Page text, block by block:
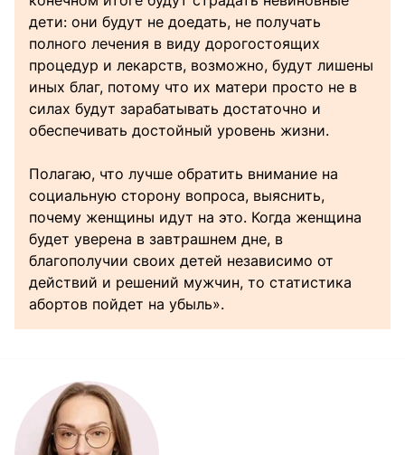
дети: они будут не доедать, не получать
полного лечения в виду дорогостоящих
процедур и лекарств, возможно, будут лишены
иных благ, потому что их матери просто не в
силах будут зарабатывать достаточно и
обеспечивать достойный уровень жизни.
Полагаю, что лучше обратить внимание на
социальную сторону вопроса, выяснить,
почему женщины идут на это. Когда женщина
будет уверена в завтрашнем дне, в
благополучии своих детей независимо от
действий и решений мужчин, то статистика
абортов пойдет на убыль».